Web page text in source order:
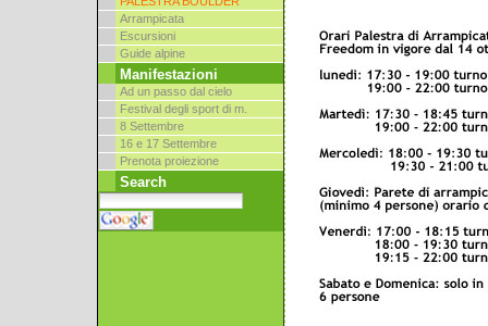
Arrampicata
Escursioni
Guide alpine
Manifestazioni
Ad un passo dal cielo
Festival degli sport di m.
8 Settembre
16 e 17 Settembre
Prenota proiezione
Search